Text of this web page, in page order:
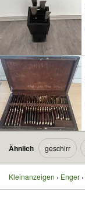
Ähnlich geschirr
Kleinanzeigen Enger